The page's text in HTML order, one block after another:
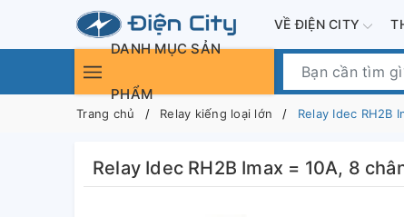
VỀ ĐIỆN CITY
DANH MỤC SẢN
PHẨM
Trang chủ Relay kiếng loại lớn Relay Idec RH2B
Relay Idec RH2B Imax = 10A, 8